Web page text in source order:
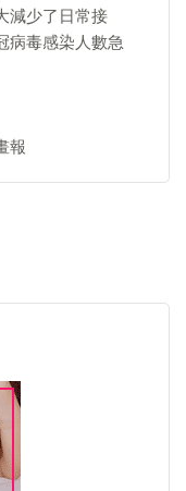
減少了日常接
病毒感染人數急
報